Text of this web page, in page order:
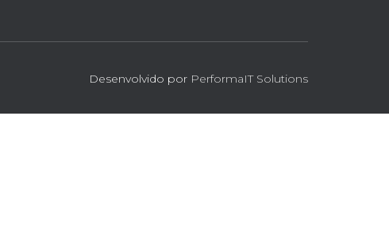
Desenvolvido por PerformaIT Solutions